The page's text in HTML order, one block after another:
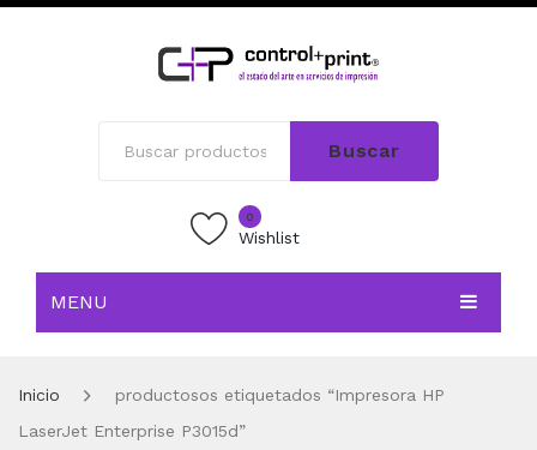
Buscar
0
Wishlist
MENU
TIENDA
Inicio
productosos etiquetados “Impresora HP
LaserJet Enterprise P3015d”